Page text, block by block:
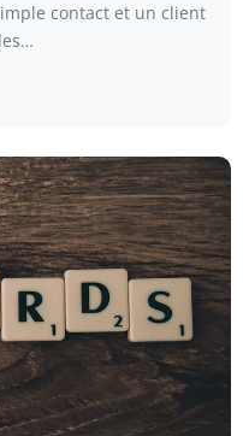
contact et un client